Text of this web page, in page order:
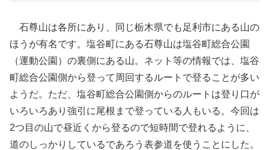
石尊山は各所にあり、同じ栃木県でも足利市にある山の
ほうが有名です。塩谷町にある石尊山は塩谷町総合公園
（運動公園）の裏側にある山。ネット等の情報では、塩谷
町総合公園側から登って周回するルートで登ることが多い
ようだ。ただ、塩谷町総合公園側からのルートは登り口が
いろいろあり強引に尾根まで登っている人もいる。今回は
2つ目の山で昼近くから登るので短時間で登れるように、
道のしっかりしているであろう表参道を使うことにした。